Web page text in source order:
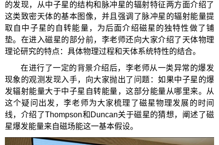
的发现，从中子星的结构和脉冲星的辐射特征两方面介绍了
这类致密天体的基本图像，并且强调了脉冲星的辐射能量提
取自中子星的自转能量，为后面介绍磁星的独特性做了铺
垫。在进入磁星的部分前，李老师还向大家介绍了天体物理
理论研究的特点：具体物理过程和天体系统特性的结合。
在进行了一定的背景介绍后，李老师从一类异常的爆发
现象的观测发现入手，向大家抛出了问题：如果中子星的爆
发辐射能量大于中子星自转能量，这部分能量从哪里来。从
这个疑问出发，李老师为大家梳理了磁星物理发展的时间
线，介绍了Thompson和Duncan关于磁星的猜想，阐述了磁
星爆发能量来自磁场能这一基本假设。